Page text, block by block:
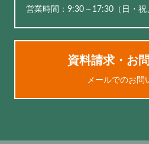
営業時間：9:30～17:30（⽇・祝
資料請求・お
メールでのお問